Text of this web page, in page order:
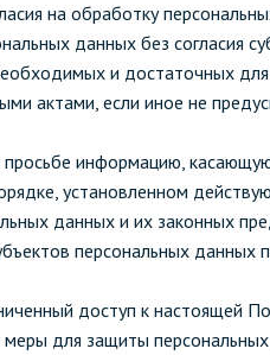
на обработку
данных без согласия
и достаточных
актами, если иное не
информацию,
установленном
данных и их законных
персональных
доступ к настоящей
для защиты